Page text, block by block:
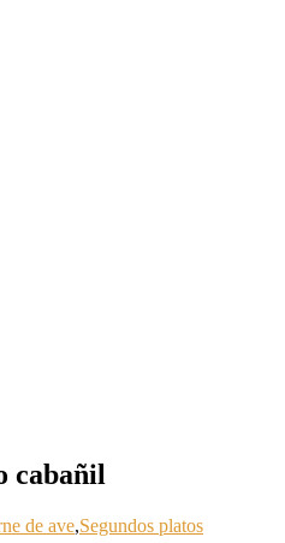
cabañil
de ave,Segundos platos